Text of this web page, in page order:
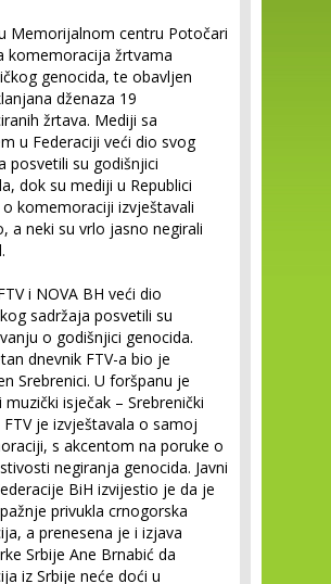
Memorijalnom centru Potočari
komemoracija žrtvama
genocida, te obavljen
dženaza 19
žrtava. Mediji sa
u Federaciji veći dio svog
posvetili su godišnjici
dok su mediji u Republici
komemoraciji izvještavali
a neki su vrlo jasno negirali
i NOVA BH veći dio
sadržaja posvetili su
o godišnjici genocida.
dnevnik FTV-a bio je
Srebrenici. U foršpanu je
muzički isječak – Srebrenički
je izvještavala o samoj
s akcentom na poruke o
negiranja genocida. Javni
BiH izvijestio je da je
privukla crnogorska
a prenesena je i izjava
Srbije Ane Brnabić da
iz Srbije neće doći u